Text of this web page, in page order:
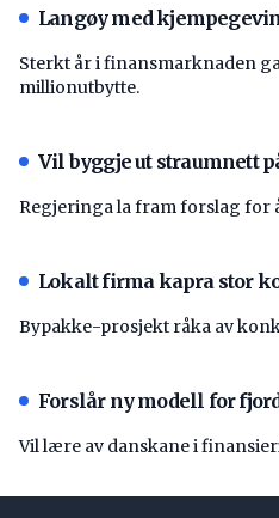
Langøy med
Sterkt år i finansmarknaden
millionutbytte.
Vil byggje ut straumnett
Regjeringa la fram forslag
Lokalt firma kapra stor
Bypakke-prosjekt råka av
Forslår ny modell for
Vil lære av danskane i